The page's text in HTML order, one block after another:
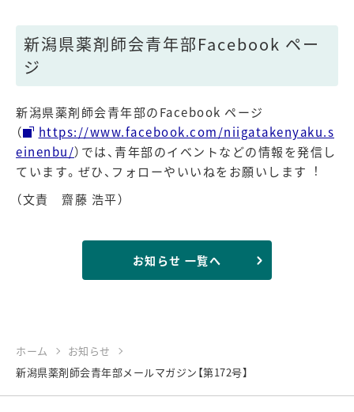
新潟県薬剤師会青年部Facebook ペー
ジ
新潟県薬剤師会青年部のFacebook ページ
（
https://www.facebook.com/niigatakenyaku.s
einenbu/）では、青年部のイベントなどの情報を発信し
ています。ぜひ、フォローやいいねをお願いします︕
（文責 齋藤 浩平）
お知らせ 一覧へ
ホーム
お知らせ
新潟県薬剤師会青年部メールマガジン【第172号】